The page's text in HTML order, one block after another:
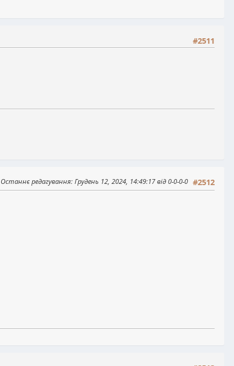
#2511
#2512
Останнє редагування: Грудень 12, 2024, 14:49:17 від 0-0-0-0